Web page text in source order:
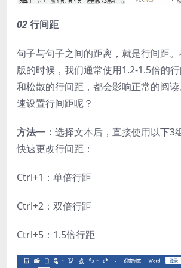
02行间距
句子与句子之间的距离，就是行间距
版的时候，我们通常使用1.2-1.5倍的
和松散的行间距，都会影响正常的阅
速设置行间距呢？
方法一： 选择文本后，直接使用以下3
快速更改行间距：
Ctrl+1：单倍行距
Ctrl+2：双倍行距
Ctrl+5：1.5倍行距